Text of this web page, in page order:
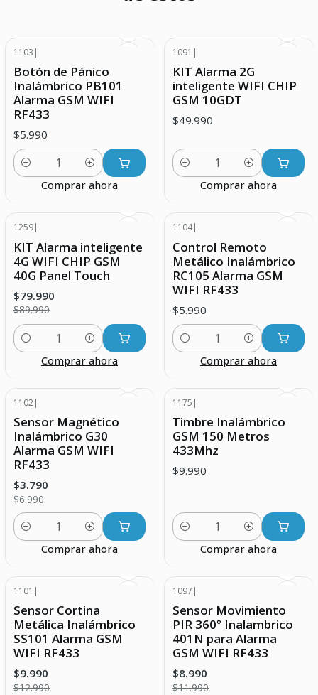
1103 |
Botón de Pánico
Inalámbrico PB101
Alarma GSM WIFI
RF433
$5.990
Cantidad
Comprar ahora
1091 |
KIT Alarma 2G
inteligente WIFI CHIP
GSM 10GDT
$49.990
Cantidad
Comprar ahora
1259|
KIT Alarma inteligente
4G WIFI CHIP GSM
40G Panel Touch
$79.990
$89.990
Cantidad
Comprar ahora
1104|
Control Remoto
Metálico Inalámbrico
RC105 Alarma GSM
WIFI RF433
$5.990
Cantidad
Comprar ahora
1102|
Sensor Magnético
Inalámbrico G30
Alarma GSM WIFI
RF433
$3.790
$6.990
Cantidad
Comprar ahora
1175 |
Timbre Inalámbrico
GSM 150 Metros
433Mhz
$9.990
Cantidad
Comprar ahora
1101 |
Sensor Cortina
Metálica Inalámbrico
SS101 Alarma GSM
WIFI RF433
$9.990
$12.990
1097 |
Sensor Movimiento
PIR 360° Inalambrico
401N para Alarma
GSM WIFI RF433
$8.990
$11.990